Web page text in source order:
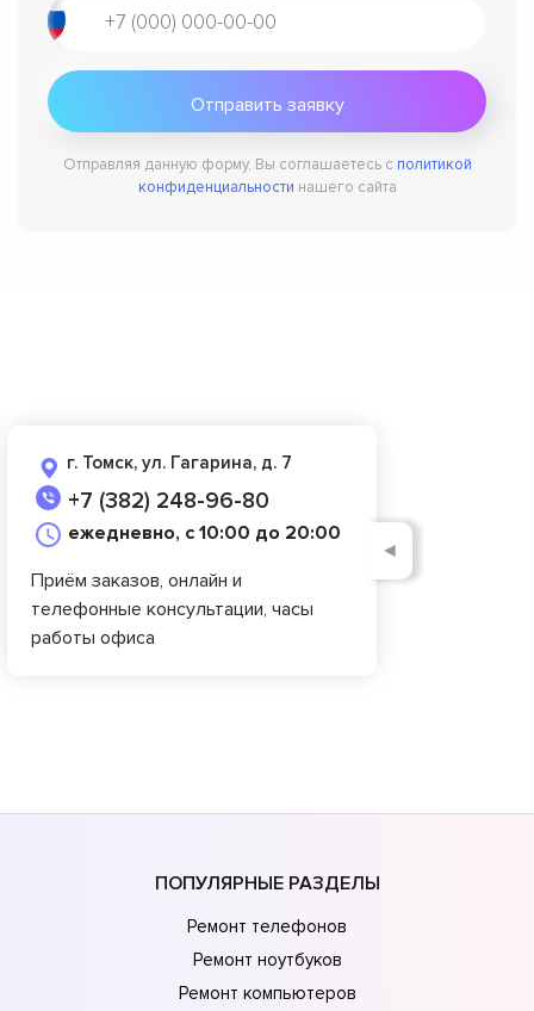
Отправляя данную форму, Вы соглашаетесь с политикой
конфиденциальности нашего сайта
г. Томск, ул. Гагарина, д. 7
+7 (382) 248-96-80
ежедневно, с 10:00 до 20:00
Приём заказов, онлайн и
телефонные консультации, часы
работы офиса
◄
ПОПУЛЯРНЫЕ РАЗДЕЛЫ
Ремонт телефонов
Ремонт ноутбуков
Ремонт компьютеров